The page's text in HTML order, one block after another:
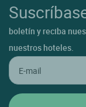
boletín y reciba
nuestros hoteles.